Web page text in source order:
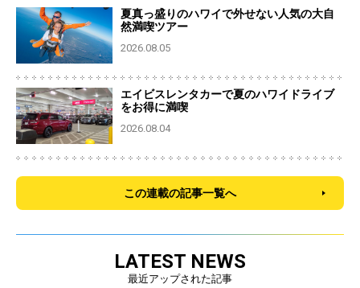
夏真っ盛りのハワイで外せない人気の大自
然満喫ツアー
2026.08.05
エイビスレンタカーで夏のハワイドライブ
をお得に満喫
2026.08.04
この連載の記事一覧へ
LATEST NEWS
最近アップされた記事